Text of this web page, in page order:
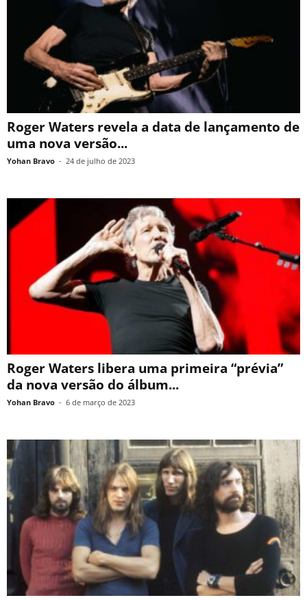
Roger Waters revela a data de lançamento de
uma nova versão...
Yohan Bravo - 24 de julho de 2023
Roger Waters libera uma primeira “prévia”
da nova versão do álbum...
Yohan Bravo - 6 de março de 2023